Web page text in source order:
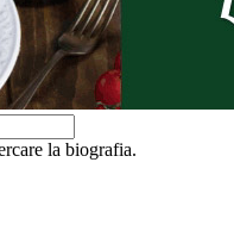
la biografia.